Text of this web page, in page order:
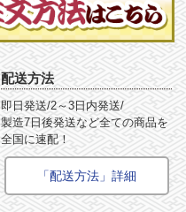
配送方法
即日発送/2～3日内発送/
製造7日後発送など全ての商品を
全国に速配！
「配送方法」詳細